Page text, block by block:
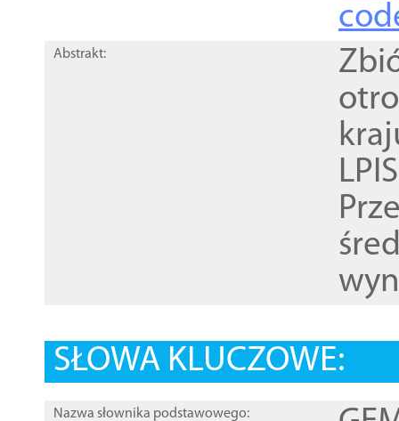
Abstrakt:
SŁOWA KLUCZOWE:
Nazwa słownika podstawowego: